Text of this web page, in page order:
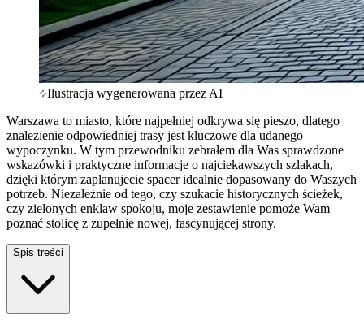
Ilustracja wygenerowana przez AI
Warszawa to miasto, które najpełniej odkrywa się pieszo, dlatego
znalezienie odpowiedniej trasy jest kluczowe dla udanego
wypoczynku. W tym przewodniku zebrałem dla Was sprawdzone
wskazówki i praktyczne informacje o najciekawszych szlakach,
dzięki którym zaplanujecie spacer idealnie dopasowany do Waszych
potrzeb. Niezależnie od tego, czy szukacie historycznych ścieżek,
czy zielonych enklaw spokoju, moje zestawienie pomoże Wam
poznać stolicę z zupełnie nowej, fascynującej strony.
Spis treści